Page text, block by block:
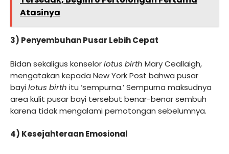
Atasinya
3) Penyembuhan Pusar Lebih Cepat
Bidan sekaligus konselorlotus birth Mary Ceallaigh,
mengatakan kepada New York Post bahwa pusar
bayilotus birth itu ‘sempurna.’ Sempurna maksudnya
area kulit pusar bayi tersebut benar-benar sembuh
karena tidak mengalami pemotongan sebelumnya.
4) Kesejahteraan Emosional